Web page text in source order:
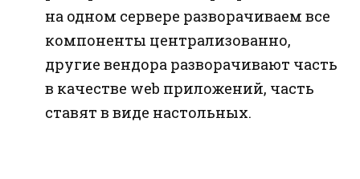
на одном сервере разворачиваем все
компоненты централизованно,
другие вендора разворачивают часть
в качестве web приложений, часть
ставят в виде настольных.